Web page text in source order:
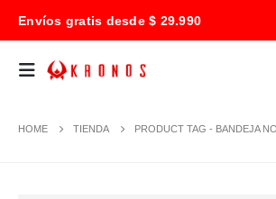
Envíos gratis desde $ 29.990
HOME TIENDA PRODUCT TAG - BANDEJA